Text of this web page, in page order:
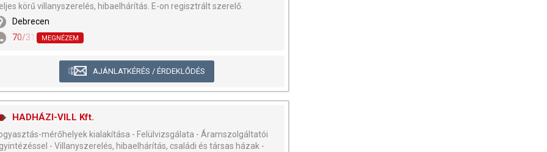
körű villanyszerelés, hibaelhárítás. E-on regisztrált szerelő.
Debrecen
70/314-3846
MEGNÉZEM
AJÁNLATKÉRÉS / ÉRDEKLŐDÉS
HADHÁZI-VILL Kft.
mérőhelyek kialakítása - Felülvizsgálata - Áramszolgáltatói
- Villanyszerelés, hibaelhárítás, családi és társas házak -